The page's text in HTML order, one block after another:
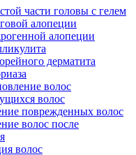
части головы с гелем
алопеции
алопеции
дерматита
волос
волос
поврежденных волос
волос после
волос